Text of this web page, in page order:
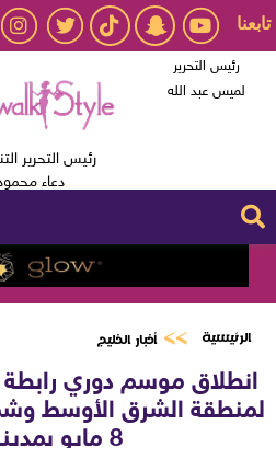
تابعنا
رئيس التحرير
لميس عبد الله
رئيس التحرير
دعاء
الرئيسية أخبار الخليج
انطلاق موسم دوري رابطة
8 مايو بمدينة الخبر